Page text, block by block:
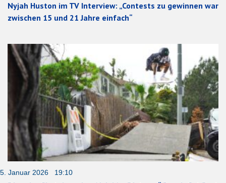
Nyjah Huston im TV Interview: „Contests zu gewinnen war
zwischen 15 und 21 Jahre einfach“
5. Januar 2026 19:10